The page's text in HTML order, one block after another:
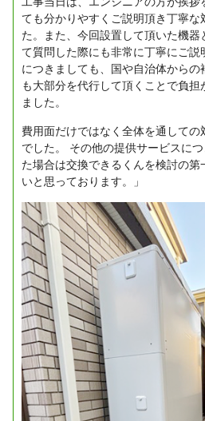
ても分かりやすくご説明頂き丁寧な
た。また、今回設置して頂いた機器
て質問した際にも非常に丁寧にご説
につきましても、国や自治体から
も大部分を代行して頂くことで負
ました。
費用面だけではなく全体を通して
でした。
その他の提供サービスに
た場合は交換できるくんを検討の
いと思っております。」